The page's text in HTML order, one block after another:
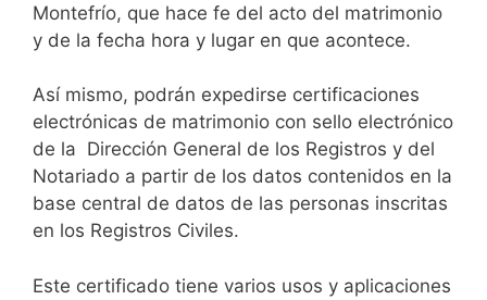
Montefrío, que hace fe del acto del matrimonio
y de la fecha hora y lugar en que acontece.
Así mismo, podrán expedirse certificaciones
electrónicas de matrimonio con sello electrónico
de la Dirección General de los Registros y del
Notariado a partir de los datos contenidos en la
base central de datos de las personas inscritas
en los Registros Civiles.
Este certificado tiene varios usos y aplicaciones